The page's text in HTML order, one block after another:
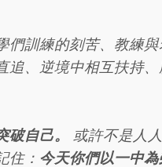
們訓練的刻苦、教練
、逆境中相互扶持
自己。
或許不是人
住： 今天你們以一中